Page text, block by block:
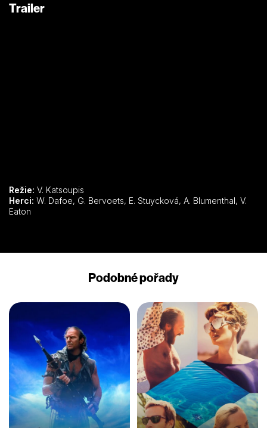
Trailer
Režie: V. Katsoupis
Herci:
Eaton
Podobné pořady